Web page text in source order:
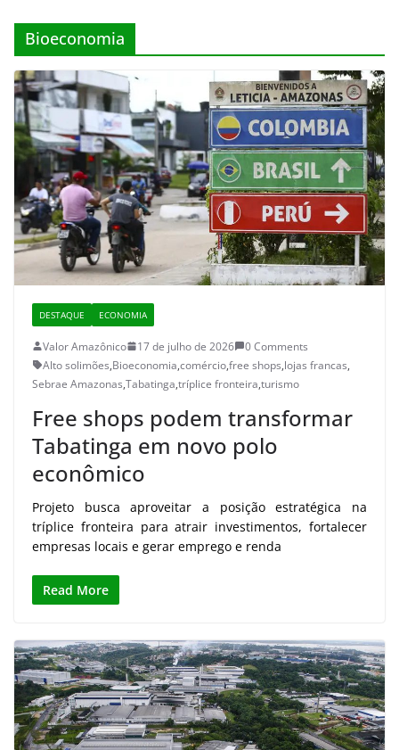
Bioeconomia
DESTAQUE ECONOMIA
Valor Amazônico 17 de julho de 2026
0 Comments
Alto solimões,Bioeconomia,comércio,free shops,lojas francas,
Sebrae Amazonas,Tabatinga,tríplice fronteira,turismo
Free shops podem transformar
Tabatinga em novo polo
econômico
Projeto busca aproveitar a posição estratégica na
tríplice fronteira para atrair investimentos, fortalecer
empresas locais e gerar emprego e renda
Read More